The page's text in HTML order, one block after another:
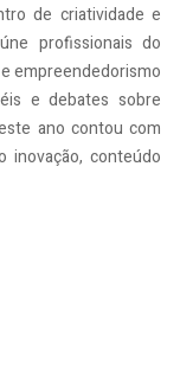
de criatividade e
profissionais do
empreendedorismo
e debates sobre
ano contou com
inovação, conteúdo